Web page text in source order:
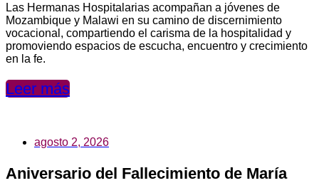
Las Hermanas Hospitalarias acompañan a jóvenes de
Mozambique y Malawi en su camino de discernimiento
vocacional, compartiendo el carisma de la hospitalidad y
promoviendo espacios de escucha, encuentro y crecimiento
en la fe.
Leer más
agosto 2, 2026
Aniversario del Fallecimiento de María